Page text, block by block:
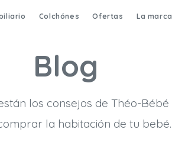
Colchónes Ofertas La marca
Blog
los consejos de Théo-Bébé
la habitación de tu bebé.